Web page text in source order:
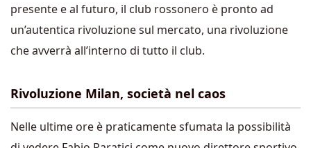
presente e al futuro, il club rossonero è pronto ad
un’autentica rivoluzione sul mercato, una rivoluzione
che avverrà all’interno di tutto il club.
Rivoluzione Milan, società nel caos
Nelle ultime ore è praticamente sfumata la possibilità